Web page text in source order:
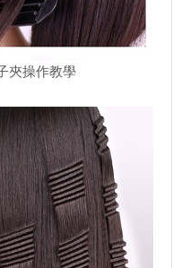
夾操作教學